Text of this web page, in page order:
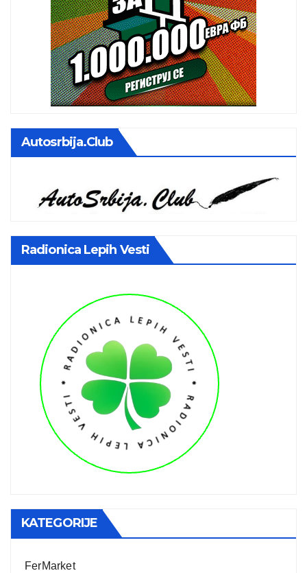
Autosrbija.club
Radionica Lepih Vesti
KATEGORIJE
FerMarket